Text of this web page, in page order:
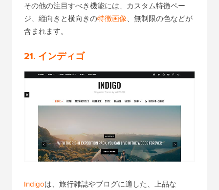
その他の注目すべき機能には、カスタム特徴ペー
ジ、縦向きと横向きの特徴画像、無制限の色などが
含まれます。
21. インディゴ
Indigoは、旅行雑誌やブログに適した、上品な